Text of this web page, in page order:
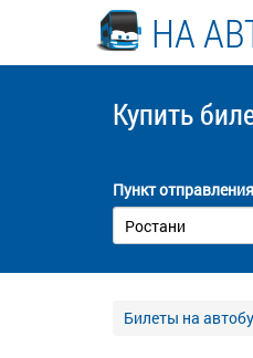
НА
Купить
Пункт отправления
Билеты на